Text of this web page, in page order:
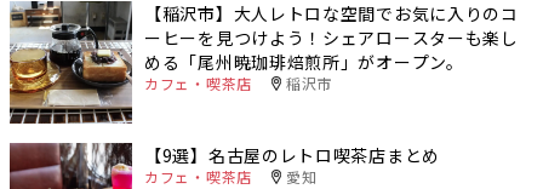
【稲沢市】大人レトロな空間でお気に入りのコ
ーヒーを見つけよう！シェアロースターも楽し
める「尾州暁珈琲焙煎所」がオープン。
カフェ・喫茶店 稲沢市
【9選】名古屋のレトロ喫茶店まとめ
カフェ・喫茶店 愛知